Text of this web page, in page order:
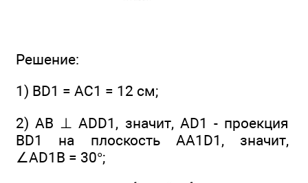
Решение:
1) BD1 = AC1 = 12 см;
2) АВ ⊥ ADD1, значит, AD1 - проекция
BD1 на плоскость AA1D1, значит,
∠AD1B = 30°;